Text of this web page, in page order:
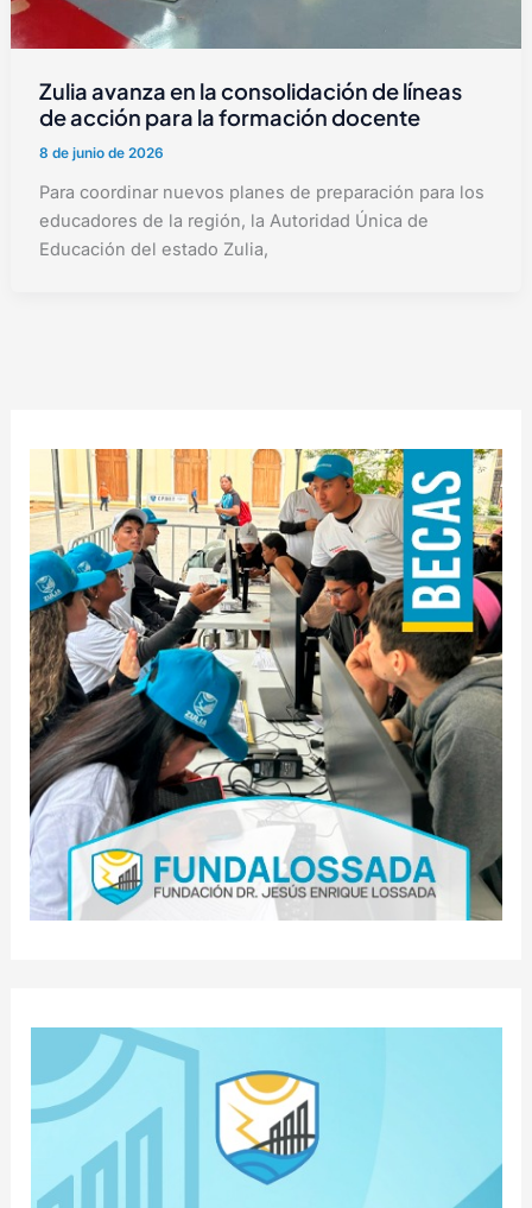
Zulia avanza en la consolidación de líneas
de acción para la formación docente
8 de junio de 2026
Para coordinar nuevos planes de preparación para los
educadores de la región, la Autoridad Única de
Educación del estado Zulia,